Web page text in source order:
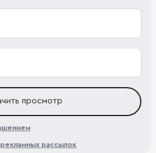
просмотр
рекламных рассылок